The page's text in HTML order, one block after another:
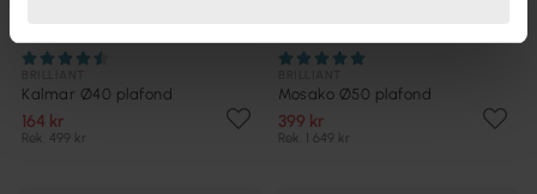
Kalmar Ø40 plafond
164 kr
Rek. 499 kr
Mosako Ø50 plafond
399 kr
Rek. 1 649 kr